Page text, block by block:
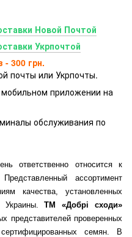
Новой Почтой
Укрпочтой
300 грн.
почты или Укрпочты.
приложении на
обслуживания по
ответственно относится к
ассортимент
качества, установленных
Украины.ТМ «Добрі сходи»
представителей проверенных
семян. В